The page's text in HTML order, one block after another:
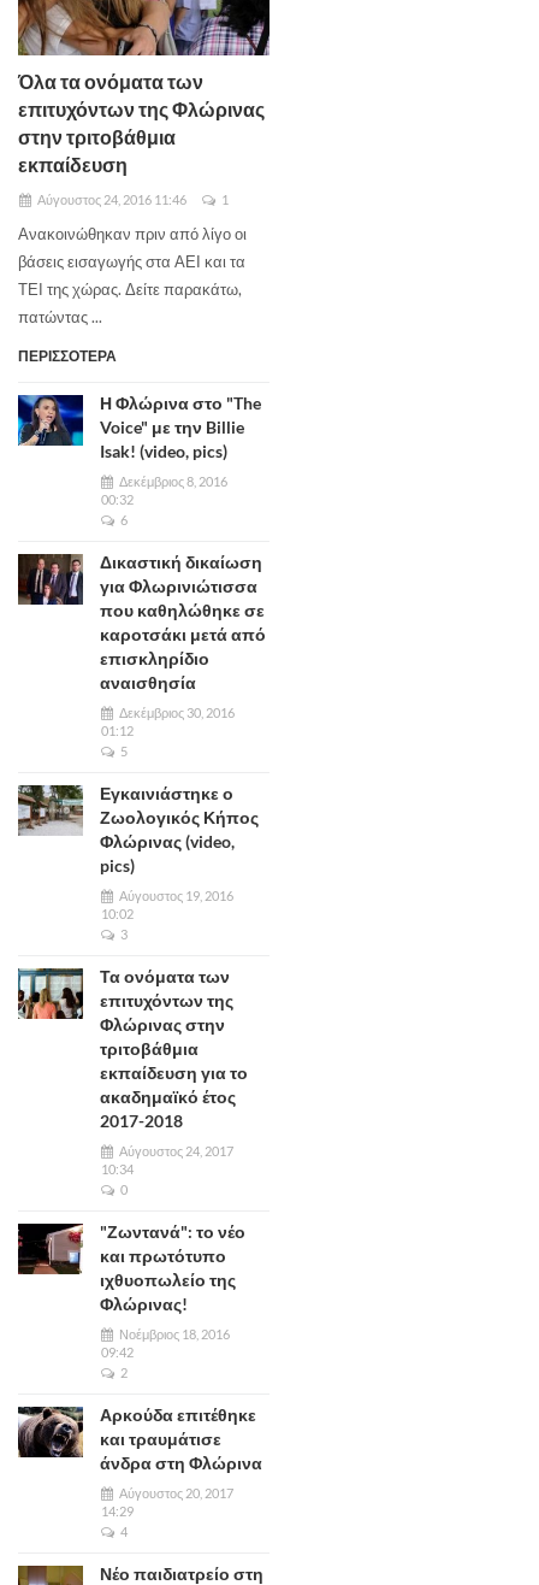
Όλα τα ονόματα των
επιτυχόντων της Φλώρινας
στην τριτοβάθμια
εκπαίδευση
Αύγουστος 24, 2016 11:46 1
Ανακοινώθηκαν πριν από λίγο οι
βάσεις εισαγωγής στα ΑΕΙ και τα
ΤΕΙ της χώρας. Δείτε παρακάτω,
πατώντας ...
ΠΕΡΙΣΣΟΤΕΡΑ
Η Φλώρινα στο "The
Voice" με την Billie
Isak! (video, pics)
Δεκέμβριος 8, 2016
00:32
6
Δικαστική δικαίωση
για Φλωρινιώτισσα
που καθηλώθηκε σε
καροτσάκι μετά από
επισκληρίδιο
αναισθησία
Δεκέμβριος 30, 2016
01:12
5
Εγκαινιάστηκε ο
Ζωολογικός Κήπος
Φλώρινας (video,
pics)
Αύγουστος 19, 2016
10:02
3
Τα ονόματα των
επιτυχόντων της
Φλώρινας στην
τριτοβάθμια
εκπαίδευση για το
ακαδημαϊκό έτος
2017-2018
Αύγουστος 24, 2017
10:34
0
"Ζωντανά": το νέο
και πρωτότυπο
ιχθυοπωλείο της
Φλώρινας!
Νοέμβριος 18, 2016
09:42
2
Αρκούδα επιτέθηκε
και τραυμάτισε
άνδρα στη Φλώρινα
Αύγουστος 20, 2017
14:29
4
Νέο παιδιατρείο στη